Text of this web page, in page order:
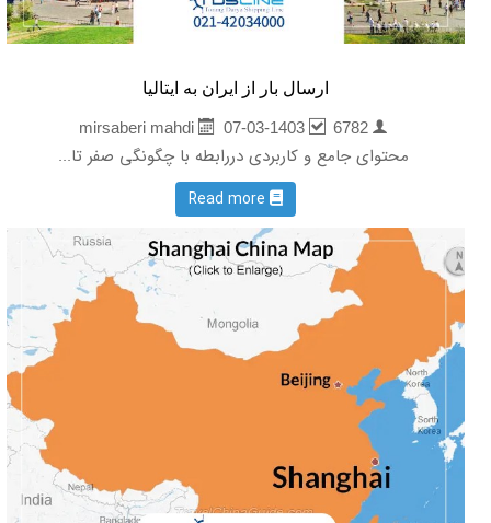
ارسال بار از ایران به ایتالیا
mirsaberi mahdi
07-03-1403 6782
محتوای جامع و کاربردی دررابطه با چگونگی صفر تا...
Read more